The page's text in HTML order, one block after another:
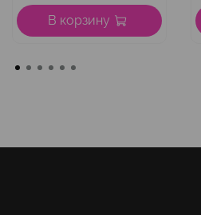
В корзину